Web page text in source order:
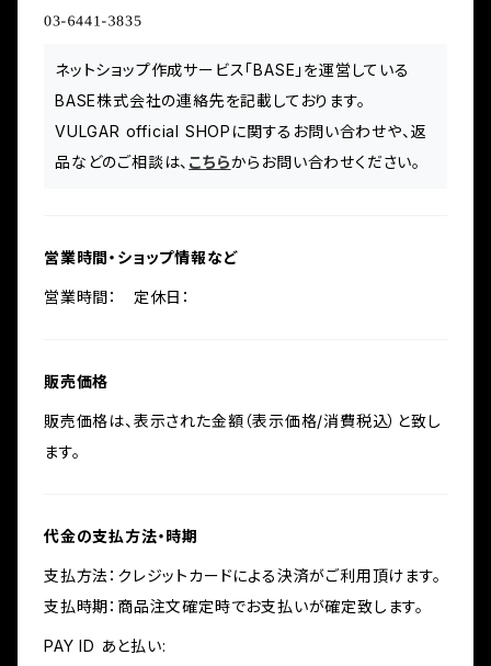
ネットショップ作成サービス「BASE」を運営している
BASE株式会社の連絡先を記載しております。
VULGAR official SHOPに関するお問い合わせや、返
品などのご相談は、 こちらからお問い合わせください。
営業時間・ショップ情報など
営業時間： 定休日：
販売価格
販売価格は、表示された金額（表示価格/消費税込）と致し
ます。
代金の支払方法・時期
支払方法：クレジットカードによる決済がご利用頂けます。
支払時期：商品注文確定時でお支払いが確定致します。
PAY ID あと払い: